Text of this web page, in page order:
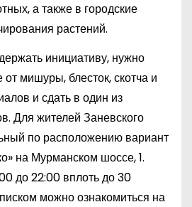
а также в городские
растений.
инициативу, нужно
мишуры, блесток, скотча и
и сдать в один из
Для жителей Заневского
по расположению вариант
на Мурманском шоссе, 1.
до 22:00 вплоть до 30
можно ознакомиться на